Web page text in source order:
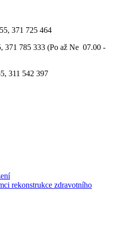
371 725 464
371 785 333 (Po až Ne 07.00 -
311 542 397
rekonstrukce zdravotního